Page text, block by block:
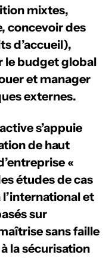
mixtes,
concevoir des
d’accueil),
le budget global
et manager
externes.
s’appuie
de haut
«
études de cas
et
sur
sans faille
la sécurisation